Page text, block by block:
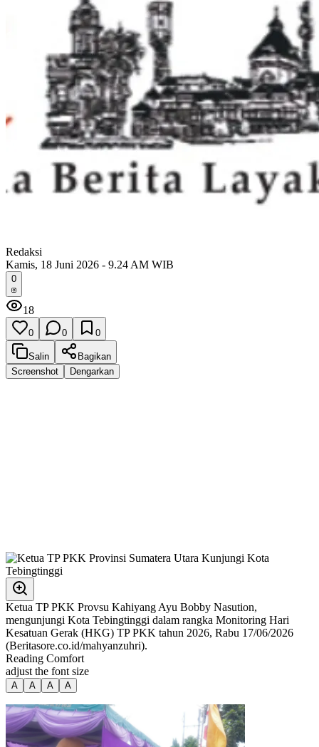
Redaksi
Kamis, 18 Juni 2026 - 9.24 AM WIB
0
18
0 0 0
Salin
Bagikan
Screenshot
Dengarkan
Ketua TP PKK Provsu Kahiyang Ayu Bobby Nasution,
mengunjungi Kota Tebingtinggi dalam rangka Monitoring Hari
Kesatuan Gerak (HKG) TP PKK tahun 2026, Rabu 17/06/2026
(Beritasore.co.id/mahyanzuhri).
Reading Comfort
adjust the font size
A A A A